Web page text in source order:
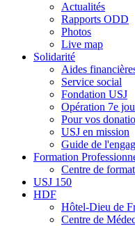
Actualités
Rapports ODD
Photos
Live map
Solidarité
Aides
Service social
Fondation USJ
Opération 7e
Pour vos
USJ en mission
Guide de
Formation
Centre de
USJ 150
HDF
Hôtel-Dieu de
Centre de